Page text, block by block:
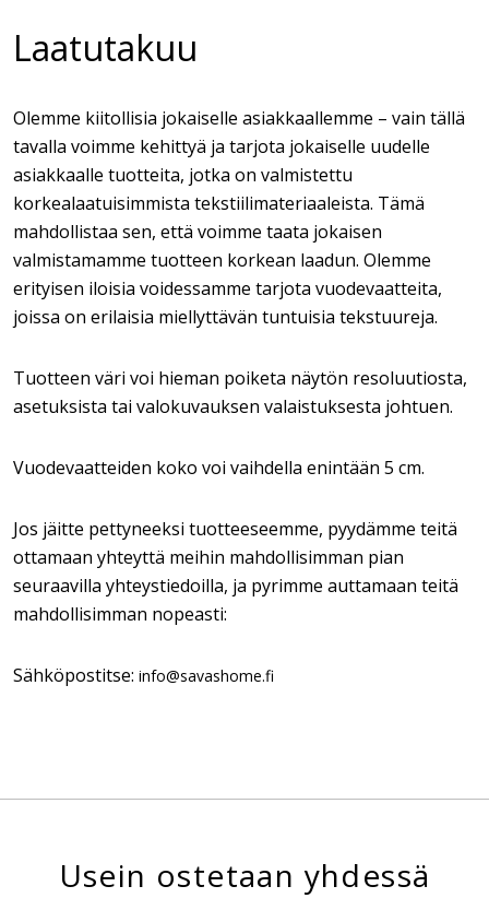
Laatutakuu
Olemme kiitollisia jokaiselle asiakkaallemme – vain tällä
tavalla voimme kehittyä ja tarjota jokaiselle uudelle
asiakkaalle tuotteita, jotka on valmistettu
korkealaatuisimmista tekstiilimateriaaleista. Tämä
mahdollistaa sen, että voimme taata jokaisen
valmistamamme tuotteen korkean laadun. Olemme
erityisen iloisia voidessamme tarjota vuodevaatteita,
joissa on erilaisia miellyttävän tuntuisia tekstuureja.
Tuotteen väri voi hieman poiketa näytön resoluutiosta,
asetuksista tai valokuvauksen valaistuksesta johtuen.
Vuodevaatteiden koko voi vaihdella enintään 5 cm.
Jos jäitte pettyneeksi tuotteeseemme, pyydämme teitä
ottamaan yhteyttä meihin mahdollisimman pian
seuraavilla yhteystiedoilla, ja pyrimme auttamaan teitä
mahdollisimman nopeasti:
Sähköpostitse: info@savashome.fi
Usein ostetaan yhdessä